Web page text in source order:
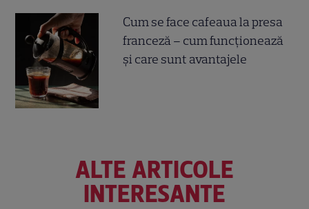
Cum se face cafeaua la presa
franceză – cum funcționează
și care sunt avantajele
ALTE ARTICOLE
INTERESANTE